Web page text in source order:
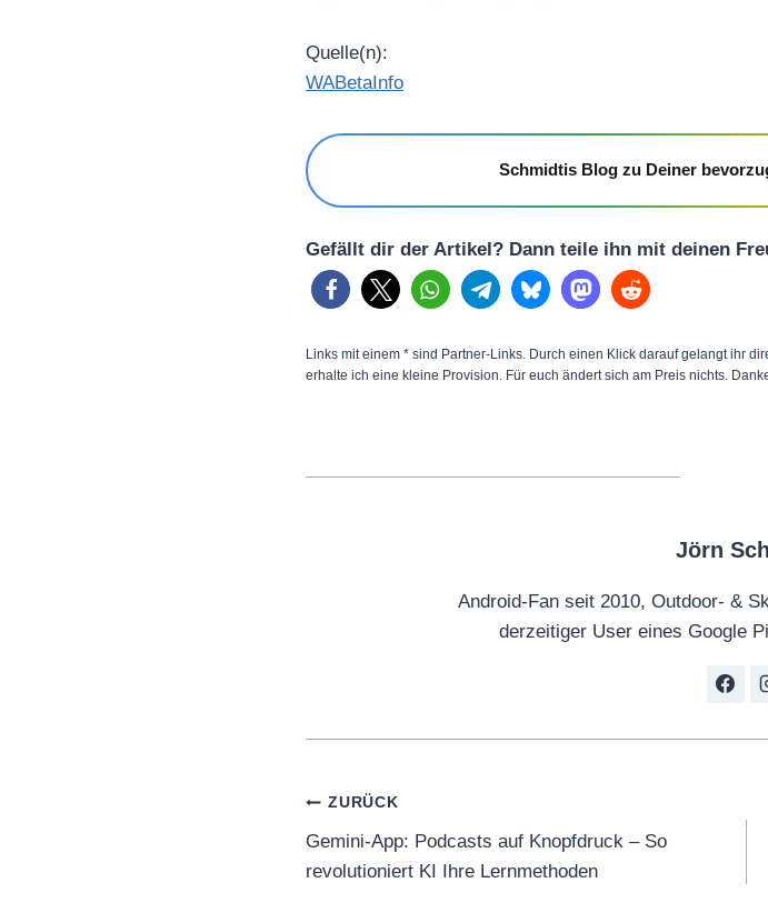
Quelle(n):
WABetaInfo
Schmidtis Blog zu Deiner
Gefällt dir der Artikel? Dann teile ihn mit deinen
Links mit einem * sind Partner-Links. Durch einen Klick darauf gelangt ihr
erhalte ich eine kleine Provision. Für euch ändert sich am Preis nichts.
Jörn
Android-Fan seit 2010, Outdoor- &
derzeitiger User eines Google
Beitragsnavigation
ZURÜCK
Gemini-App: Podcasts auf Knopfdruck – So
revolutioniert KI Ihre Lernmethoden